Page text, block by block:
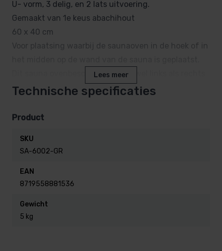
U- vorm, 3 delig, en 2 lats uitvoering.
Gemaakt van 1e keus abachihout
60 x 40 cm
Voor plaatsing waarbij de saunaoven in de hoek of in
Dit sauna ovenbeschermrek is zowel links als rechts
in de sauna te plaatsten.
Lees meer
Technische specificaties
Product
SKU
SA-6002-GR
EAN
8719558881536
Gewicht
5 kg